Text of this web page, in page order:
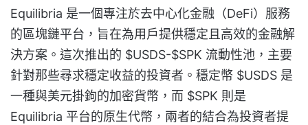
Equilibria 是一個專注於去中心化金融（DeFi）服務
的區塊鏈平台，旨在為用戶提供穩定且高效的金融解
決方案。這次推出的 $USDS-$SPK 流動性池，主要
針對那些尋求穩定收益的投資者。穩定幣 $USDS 是
一種與美元掛鉤的加密貨幣，而 $SPK 則是
Equilibria 平台的原生代幣，兩者的結合為投資者提